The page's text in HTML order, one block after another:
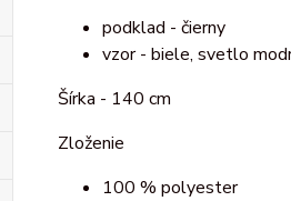
podklad - čierny
vzor - biele, svetlo
Šírka - 140 cm
Zloženie
100 % polyester